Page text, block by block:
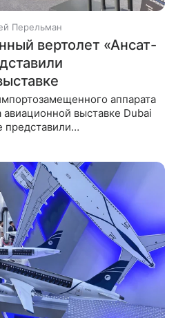
Перельман
вертолет «Ансат-
аппарата
выставке Dubai
представили